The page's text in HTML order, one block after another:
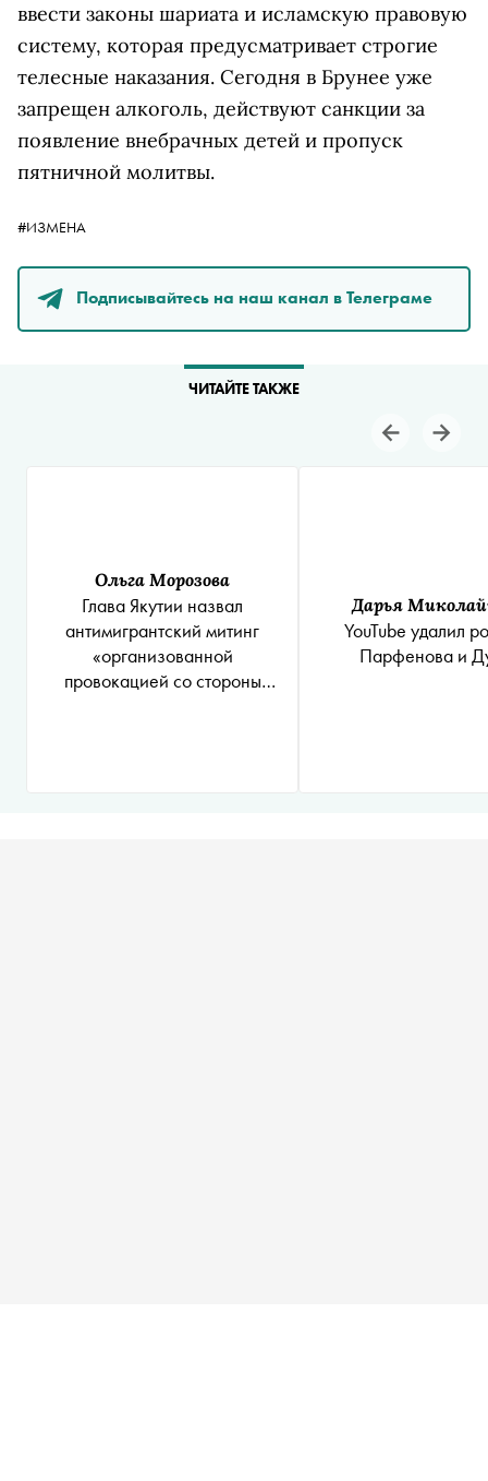
ввести законы шариата и исламскую правовую
систему, которая предусматривает строгие
телесные наказания. Сегодня в Брунее уже
запрещен алкоголь, действуют санкции за
появление внебрачных детей и пропуск
пятничной молитвы.
#ИЗМЕНА
Подписывайтесь на наш канал в Телеграме
ЧИТАЙТЕ ТАКЖЕ
Ольга Морозова
Глава Якутии назвал
антимигрантский митинг
«организованной
провокацией со стороны
Дарья
YouTube удалил
Парфенова и